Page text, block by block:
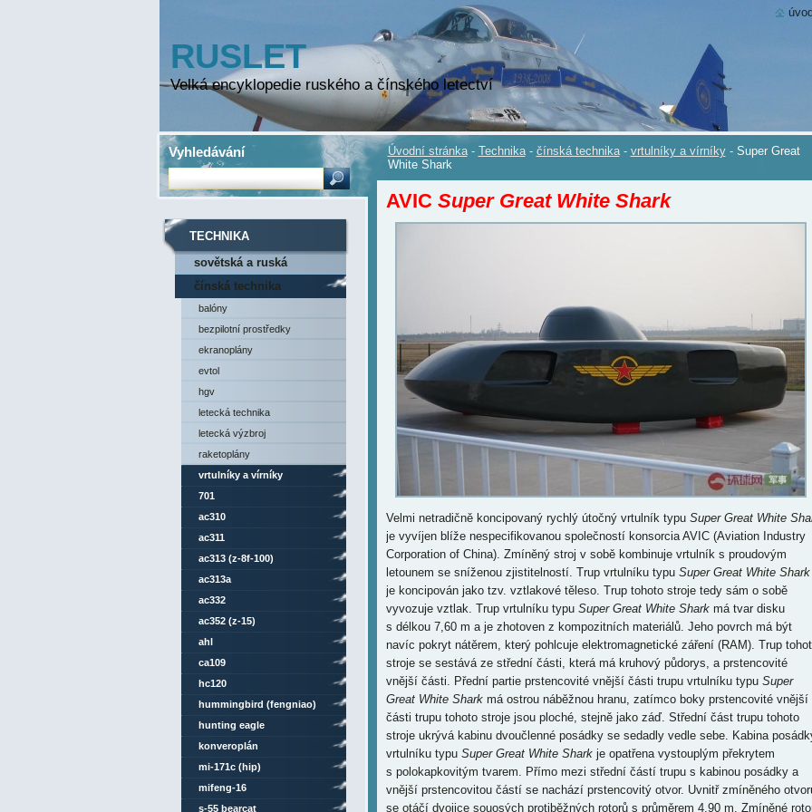
RUSLET
Velká encyklopedie ruského a čínského letectví
Úvodní stránka - Technika - čínská technika - vrtulníky a vírníky - Super Great
White Shark
AVIC Super Great White Shark
Velmi netradičně koncipovaný rychlý útočný vrtulník typu Super Great White
je vyvíjen blíže nespecifikovanou společností konsorcia AVIC (Aviation Industry
Corporation of China). Zmíněný stroj v sobě kombinuje vrtulník s proudovým
letounem se sníženou zjistitelností. Trup vrtulníku typu Super Great White Shark
je koncipován jako tzv. vztlakové těleso. Trup tohoto stroje tedy sám o sobě
vyvozuje vztlak. Trup vrtulníku typu Super Great White Sharkmá tvar disku
s délkou 7,60 m a je zhotoven z kompozitních materiálů. Jeho povrch má být
navíc pokryt nátěrem, který pohlcuje elektromagnetické záření (RAM). Trup
stroje se sestává ze střední části, která má kruhový půdorys, a prstencovité
vnější části. Přední partie prstencovité vnější části trupu vrtulníku typu Super
Great White Sharkmá ostrou náběžnou hranu, zatímco boky prstencovité vnější
části trupu tohoto stroje jsou ploché, stejně jako záď. Střední část trupu tohoto
stroje ukrývá kabinu dvoučlenné posádky se sedadly vedle sebe. Kabina
vrtulníku typu Super Great White Sharkje opatřena vystouplým překrytem
s polokapkovitým tvarem. Přímo mezi střední částí trupu s kabinou posádky a
vnější prstencovitou částí se nachází prstencovitý otvor. Uvnitř zmíněného
se otáčí dvojice souosých protiběžných rotorů s průměrem 4,90 m. Zmíněné
TECHNIKA
sovětská a ruská
technika
čínská technika
balóny
bezpilotní prostředky
ekranoplány
evtol
hgv
letecká technika
letecká výzbroj
raketoplány
vrtulníky a vírníky
701
ac310
ac311
ac313 (z-8f-100)
ac313a
ac332
ac352 (z-15)
ahl
ca109
hc120
hummingbird (fengniao)
hunting eagle
konveroplán
mi-171c (hip)
mifeng-16
s-55 bearcat
Vyhledávání